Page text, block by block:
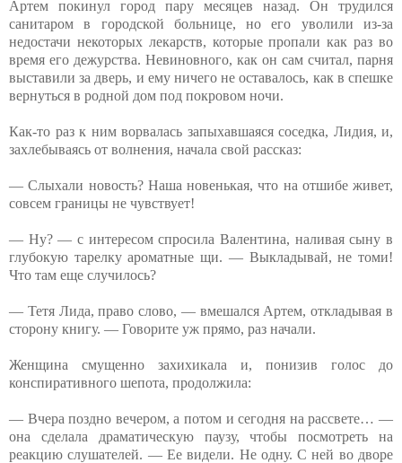
Артем покинул город пару месяцев назад. Он трудился
санитаром в городской больнице, но его уволили из-за
недостачи некоторых лекарств, которые пропали как раз во
время его дежурства. Невиновного, как он сам считал, парня
выставили за дверь, и ему ничего не оставалось, как в спешке
вернуться в родной дом под покровом ночи.
Как-то раз к ним ворвалась запыхавшаяся соседка, Лидия, и,
захлебываясь от волнения, начала свой рассказ:
— Слыхали новость? Наша новенькая, что на отшибе живет,
совсем границы не чувствует!
— Ну? — с интересом спросила Валентина, наливая сыну в
глубокую тарелку ароматные щи. — Выкладывай, не томи!
Что там еще случилось?
— Тетя Лида, право слово, — вмешался Артем, откладывая в
сторону книгу. — Говорите уж прямо, раз начали.
Женщина смущенно захихикала и, понизив голос до
конспиративного шепота, продолжила:
— Вчера поздно вечером, а потом и сегодня на рассвете… —
она сделала драматическую паузу, чтобы посмотреть на
реакцию слушателей. — Ее видели. Не одну. С ней во дворе